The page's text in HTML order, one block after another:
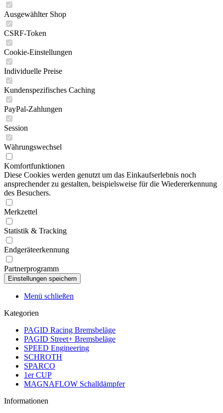
Ausgewählter Shop
CSRF-Token
Cookie-Einstellungen
Individuelle Preise
Kundenspezifisches Caching
PayPal-Zahlungen
Session
Währungswechsel
Komfortfunktionen
Diese Cookies werden genutzt um das Einkaufserlebnis noch
ansprechender zu gestalten, beispielsweise für die Wiedererkennung
des Besuchers.
Merkzettel
Statistik & Tracking
Endgeräteerkennung
Partnerprogramm
Menü schließen
Kategorien
PAGID Racing Bremsbeläge
PAGID Street+ Bremsbeläge
SPEED Engineering
SCHROTH
SPARCO
1er CUP
MAGNAFLOW Schalldämpfer
Informationen